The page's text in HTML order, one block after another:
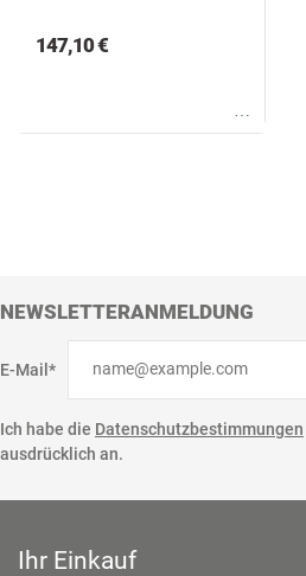
147,10 €
NEWSLETTERANMELDUNG
E-Mail*
Ich habe die Datenschutzbestimmungen
ausdrücklich an.
Ihr Einkauf